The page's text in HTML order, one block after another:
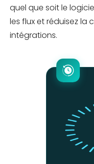
quel que soit le
les flux et réduisez la
intégrations.